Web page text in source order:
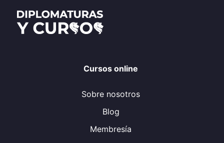
Cursos online
Sobre nosotros
Blog
Membresía